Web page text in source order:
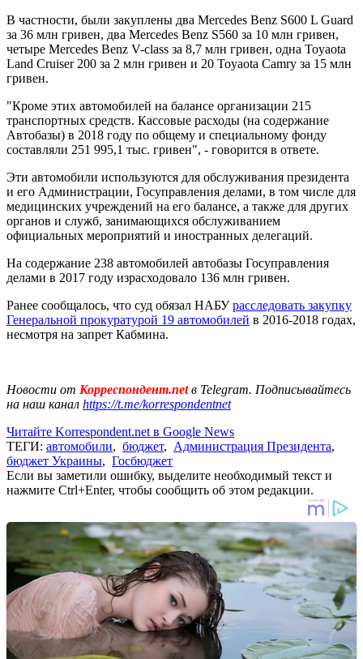
В частности, были закуплены два Mercedes Benz S600 L Guard
за 36 млн гривен, два Mercedes Benz S560 за 10 млн гривен,
четыре Mercedes Benz V-class за 8,7 млн гривен, одна Toyaota
Land Cruiser 200 за 2 млн гривен и 20 Toyaota Camry за 15 млн
гривен.
"Кроме этих автомобилей на балансе организации 215
транспортных средств. Кассовые расходы (на содержание
Автобазы) в 2018 году по общему и специальному фонду
составляли 251 995,1 тыс. гривен", - говорится в ответе.
Эти автомобили используются для обслуживания президента
и его Администрации, Госуправления делами, в том числе для
медицинских учреждений на его балансе, а также для других
органов и служб, занимающихся обслуживанием
официальных мероприятий и иностранных делегаций.
На содержание 238 автомобилей автобазы Госуправления
делами в 2017 году израсходовало 136 млн гривен.
Ранее сообщалось, что суд обязал НАБУрасследовать закупку
Генеральной прокуратурой 19 автомобилей в 2016-2018 годах,
несмотря на запрет Кабмина.
Новости от Корреспондент.netв Telegram. Подписывайтесь
на наш канал https://t.me/korrespondentnet
Читайте Korrespondent.net в Google News
ТЕГИ: автомобили, бюджет, Администрация Президента,
бюджет Украины, Госбюджет
Если вы заметили ошибку, выделите необходимый текст и
нажмите Ctrl+Enter, чтобы сообщить об этом редакции.